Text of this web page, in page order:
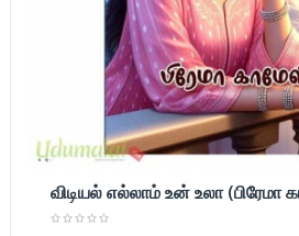
விடியல் எல்லாம் உன் உலா